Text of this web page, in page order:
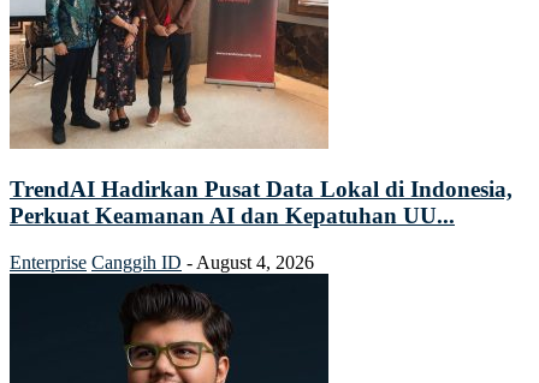
TrendAI Hadirkan Pusat Data Lokal di Indonesia,
Perkuat Keamanan AI dan Kepatuhan UU...
Enterprise Canggih ID - August 4, 2026